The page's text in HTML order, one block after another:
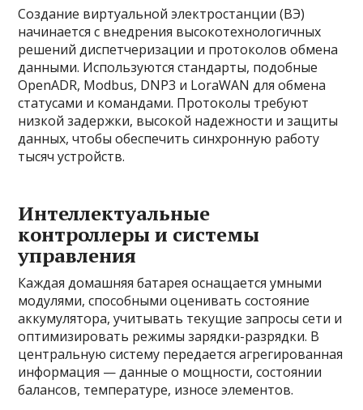
Создание виртуальной электростанции (ВЭ)
начинается с внедрения высокотехнологичных
решений диспетчеризации и протоколов обмена
данными. Используются стандарты, подобные
OpenADR, Modbus, DNP3 и LoraWAN для обмена
статусами и командами. Протоколы требуют
низкой задержки, высокой надежности и защиты
данных, чтобы обеспечить синхронную работу
тысяч устройств.
Интеллектуальные
контроллеры и системы
управления
Каждая домашняя батарея оснащается умными
модулями, способными оценивать состояние
аккумулятора, учитывать текущие запросы сети и
оптимизировать режимы зарядки-разрядки. В
центральную систему передается агрегированная
информация — данные о мощности, состоянии
балансов, температуре, износе элементов.